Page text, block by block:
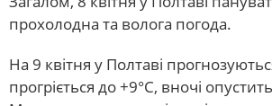
прохолодна та волога погода.
На 9 квітня у Полтаві
прогріється до +9°С, вночі